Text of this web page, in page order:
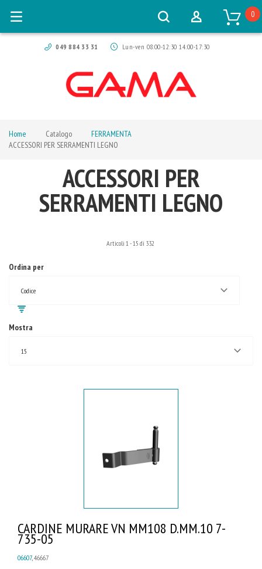
049 884 33 31 Lun-ven 08:00-12:30 14:00-17:30
0
Home Catalogo
FERRAMENTA
ACCESSORI PER SERRAMENTI LEGNO
ACCESSORI PER
SERRAMENTI LEGNO
Ordina per
Codice
Articoli 1 -15 di 332
Mostra
15
CARDINE MURARE VN MM108 D.MM.10 7-
735-05
06607, 46667